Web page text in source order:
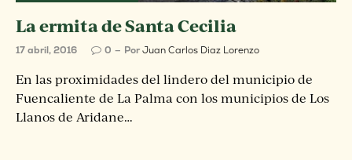
La ermita de Santa Cecilia
17 abril, 2016 0 PorJuan Carlos Diaz Lorenzo
En las proximidades del lindero del municipio de
Fuencaliente de La Palma con los municipios de Los
Llanos de Aridane…